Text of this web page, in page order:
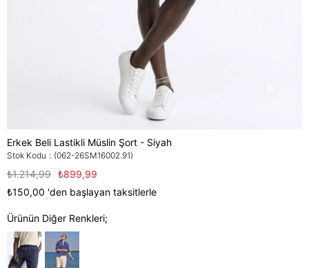
Erkek Beli Lastikli Müslin Şort - Siyah
Stok Kodu (062-26SM16002.91)
₺1.214,99 ₺899,99
₺150,00 'den başlayan taksitlerle
Ürünün Diğer Renkleri;